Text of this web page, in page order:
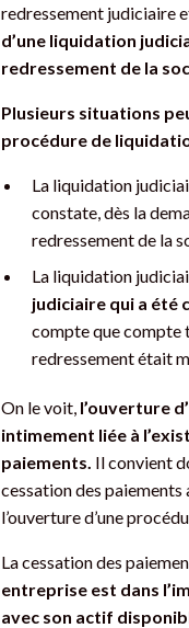
redressement judiciaire
d’une liquidation
redressement de la
Plusieurs situations
procédure de
La liquidation
constate, dès la
redressement de la
La liquidation
judiciaire qui a été
compte que compte
redressement était
On le voit, l’ouverture
intimement liée à
paiements. Il convient
cessation des paiements
l’ouverture d’une
La cessation des
entreprise est dans
avec son actif